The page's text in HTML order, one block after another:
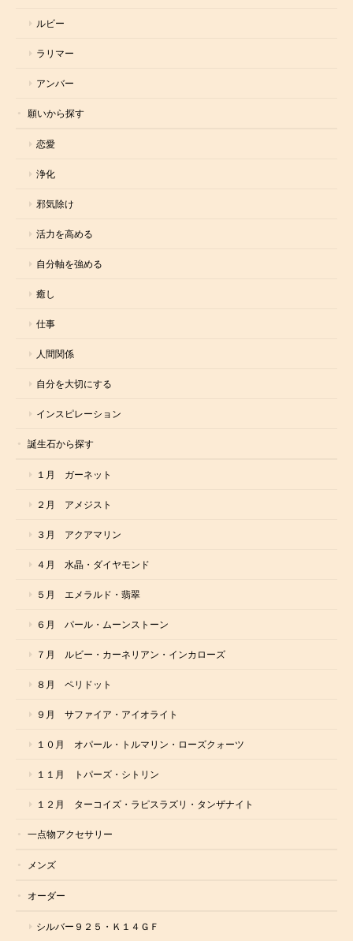
ルビー
ラリマー
アンバー
願いから探す
恋愛
浄化
邪気除け
活力を高める
自分軸を強める
癒し
仕事
人間関係
自分を大切にする
インスピレーション
誕生石から探す
１月 ガーネット
２月 アメジスト
３月 アクアマリン
４月 水晶・ダイヤモンド
５月 エメラルド・翡翠
６月 パール・ムーンストーン
７月 ルビー・カーネリアン・インカローズ
８月 ペリドット
９月 サファイア・アイオライト
１０月 オパール・トルマリン・ローズクォーツ
１１月 トパーズ・シトリン
１２月 ターコイズ・ラピスラズリ・タンザナイト
一点物アクセサリー
メンズ
オーダー
シルバー９２５・Ｋ１４ＧＦ